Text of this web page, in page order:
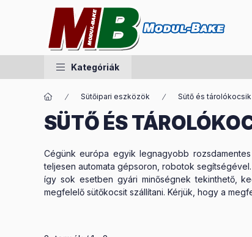
Kategóriák
Sütőipari eszközök Sütő és tárolókocsik
SÜTŐ ÉS
Cégünk európa egyik legnagyobb
teljesen automata gépsoron, robotok
így sok esetben gyári minőségnek tekinthető,
megfelelő sütőkocsit szállítani. Kérjük, hogy a